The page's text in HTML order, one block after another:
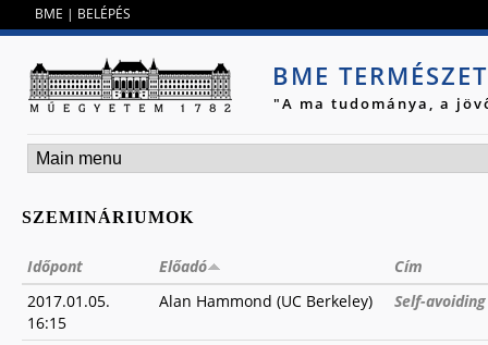
BME | BELÉPÉS
BME
"A ma tudománya, a
SZEMINÁRIUMOK
Időpont Előadó
Cím
2017.01.05.
16:15
Alan Hammond (UC Berkeley) Self-